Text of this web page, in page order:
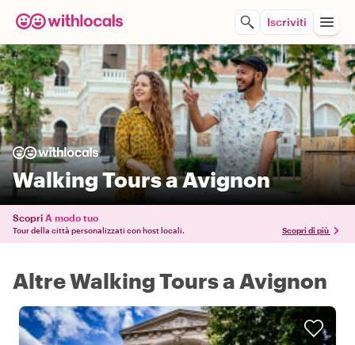
Iscriviti
Walking Tours a Avignon
Scopri A modo tuo
Tour della città personalizzati con host locali. Scopri di più
Altre Walking Tours a Avignon